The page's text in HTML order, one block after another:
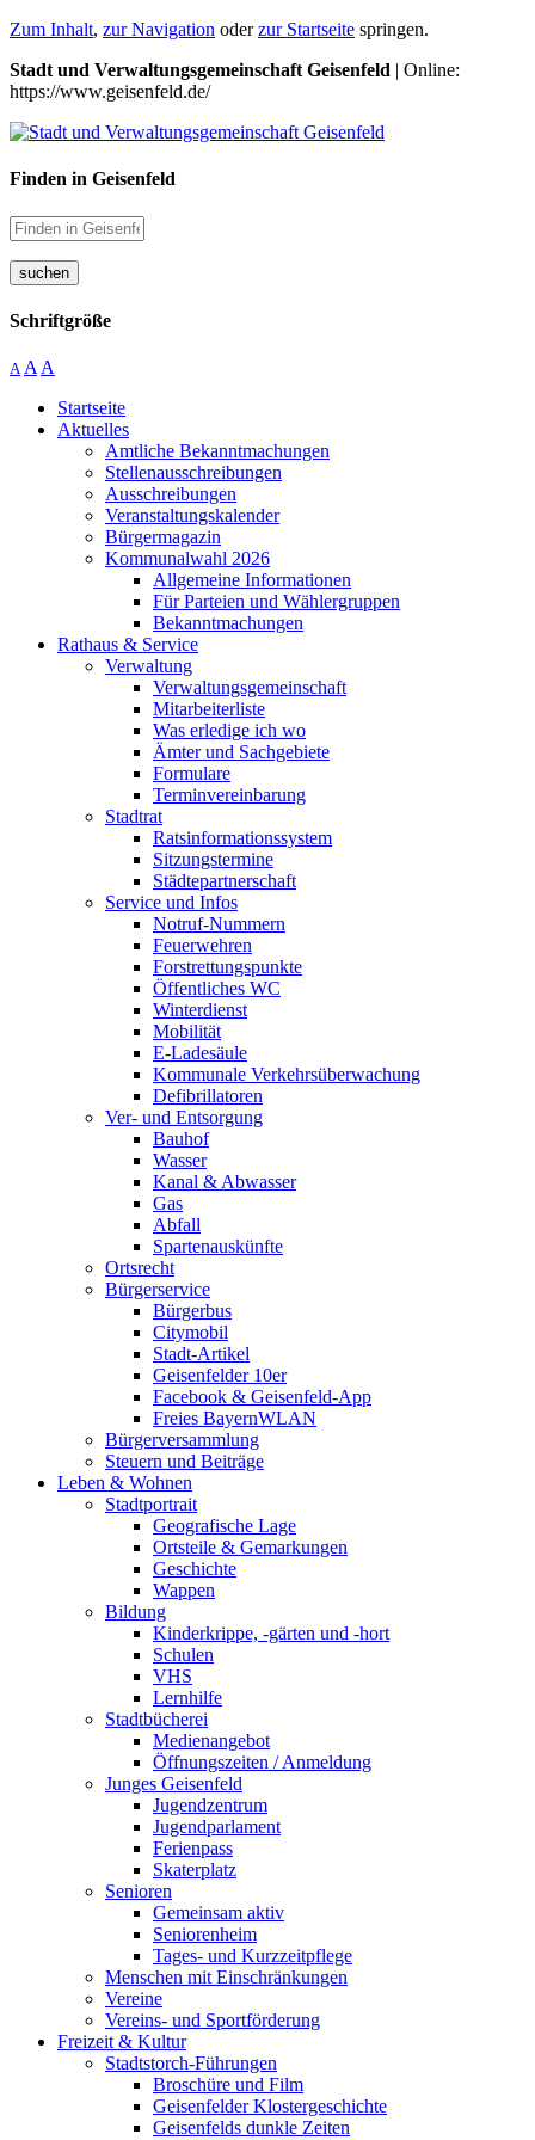
Zum Inhalt, zur Navigation oderzur Startseite springen.
Stadt und Verwaltungsgemeinschaft Geisenfeld | Online:
https://www.geisenfeld.de/
Finden in Geisenfeld
suchen
Schriftgröße
A A A
Startseite
Aktuelles
Amtliche Bekanntmachungen
Stellenausschreibungen
Ausschreibungen
Veranstaltungskalender
Bürgermagazin
Kommunalwahl 2026
Allgemeine Informationen
Für Parteien und Wählergruppen
Bekanntmachungen
Rathaus & Service
Verwaltung
Verwaltungsgemeinschaft
Mitarbeiterliste
Was erledige ich wo
Ämter und Sachgebiete
Formulare
Terminvereinbarung
Stadtrat
Ratsinformationssystem
Sitzungstermine
Städtepartnerschaft
Service und Infos
Notruf-Nummern
Feuerwehren
Forstrettungspunkte
Öffentliches WC
Winterdienst
Mobilität
E-Ladesäule
Kommunale Verkehrsüberwachung
Defibrillatoren
Ver- und Entsorgung
Bauhof
Wasser
Kanal & Abwasser
Gas
Abfall
Spartenauskünfte
Ortsrecht
Bürgerservice
Bürgerbus
Citymobil
Stadt-Artikel
Geisenfelder 10er
Facebook & Geisenfeld-App
Freies BayernWLAN
Bürgerversammlung
Steuern und Beiträge
Leben & Wohnen
Stadtportrait
Geografische Lage
Ortsteile & Gemarkungen
Geschichte
Wappen
Bildung
Kinderkrippe, -gärten und -hort
Schulen
VHS
Lernhilfe
Stadtbücherei
Medienangebot
Öffnungszeiten / Anmeldung
Junges Geisenfeld
Jugendzentrum
Jugendparlament
Ferienpass
Skaterplatz
Senioren
Gemeinsam aktiv
Seniorenheim
Tages- und Kurzzeitpflege
Menschen mit Einschränkungen
Vereine
Vereins- und Sportförderung
Freizeit & Kultur
Stadtstorch-Führungen
Broschüre und Film
Geisenfelder Klostergeschichte
Geisenfelds dunkle Zeiten